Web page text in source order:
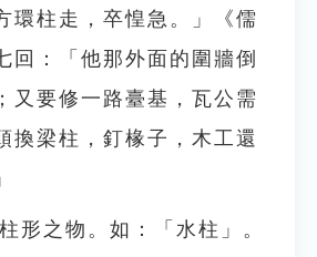
環柱走，卒惶急。」《儒
回：「他那外面的圍牆倒
又要修一路臺基，瓦公需
換梁柱，釘椽子，木工還
形之物。如：「水柱」。